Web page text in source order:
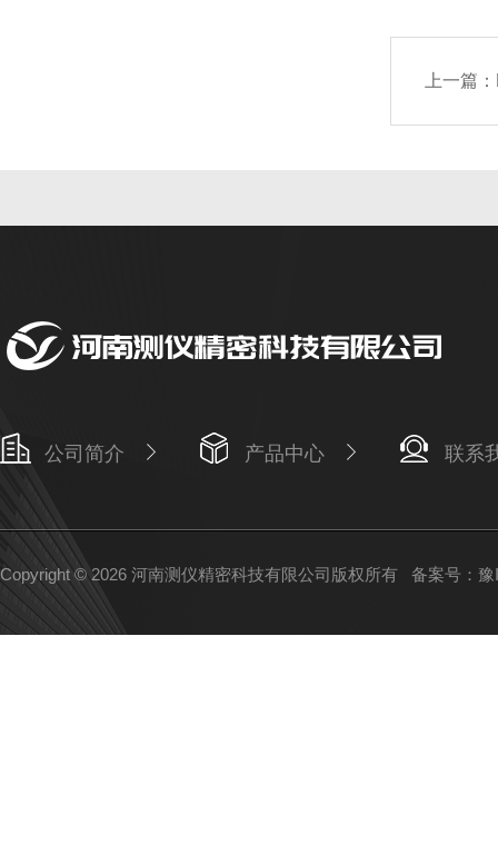
上一篇：
公司简介 产品中心 联系
Copyright © 2026 河南测仪精密科技有限公司版权所有 备案号：